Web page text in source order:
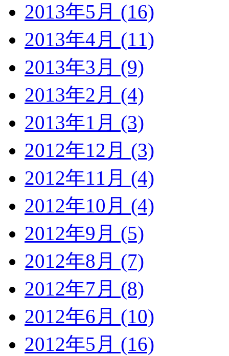
2013年5月 (16)
2013年4月 (11)
2013年3月 (9)
2013年2月 (4)
2013年1月 (3)
2012年12月 (3)
2012年11月 (4)
2012年10月 (4)
2012年9月 (5)
2012年8月 (7)
2012年7月 (8)
2012年6月 (10)
2012年5月 (16)